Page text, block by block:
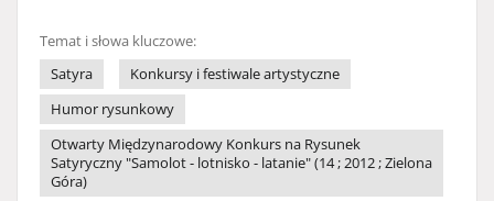
Temat i słowa kluczowe:
Satyra
Konkursy i festiwale artystyczne
Humor rysunkowy
Otwarty Międzynarodowy Konkurs na Rysunek
Satyryczny "Samolot - lotnisko - latanie" (14 ; 2012 ; Zielona
Góra)